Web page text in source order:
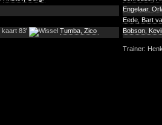
83' Tumba, Zico
Engelaar,
Eede, Bart
Bobson,
Trainer: